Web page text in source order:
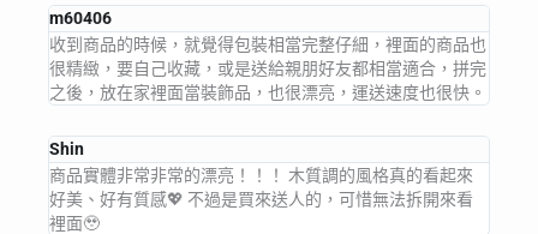
m60406
收到商品的時候，就覺得包裝相當完整仔細，裡面的商品也
很精緻，要自己收藏，或是送給親朋好友都相當適合，拼完
之後，放在家裡面當裝飾品，也很漂亮，運送速度也很快。
Shin
商品實體非常非常的漂亮！！！ 木質調的風格真的看起來
好美、好有質感💖 不過是買來送人的，可惜無法拆開來看
裡面🥹